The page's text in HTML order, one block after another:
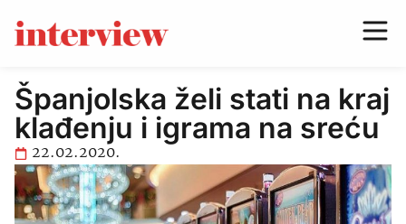
Španjolska želi stati na kraj
klađenju i igrama na sreću
22.02.2020.